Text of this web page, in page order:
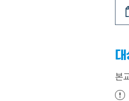
본